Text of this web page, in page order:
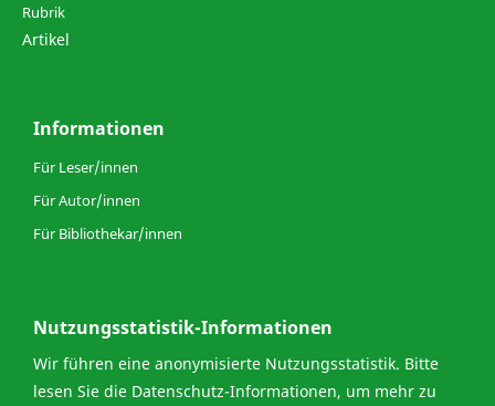
Rubrik
Artikel
Informationen
Für Leser/innen
Für Autor/innen
Für Bibliothekar/innen
Nutzungsstatistik-Informationen
Wir führen eine anonymisierte Nutzungsstatistik. Bitte
lesen Sie die Datenschutz-Informationen, um mehr zu